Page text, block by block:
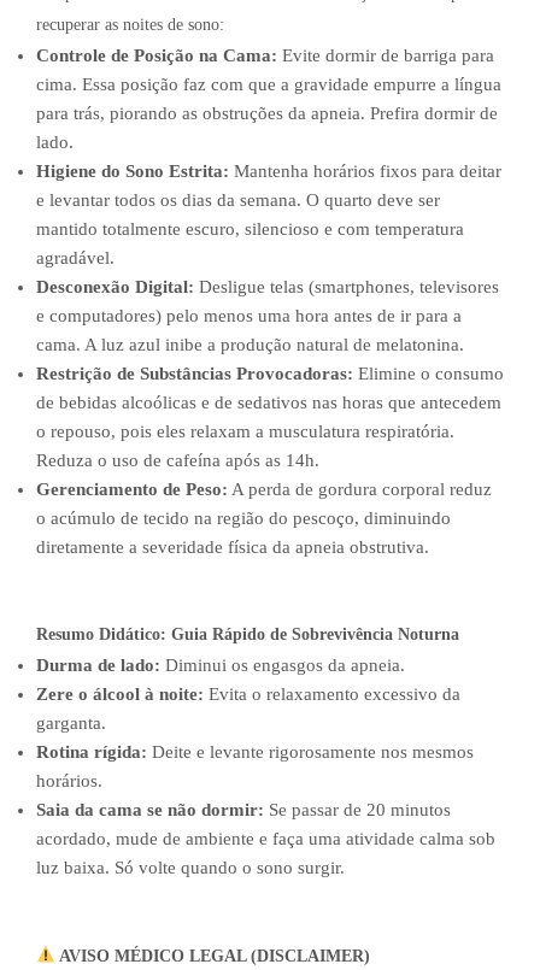
recuperar as noites de sono:
Controle de Posição na Cama: Evite dormir de barriga para
cima. Essa posição faz com que a gravidade empurre a língua
para trás, piorando as obstruções da apneia. Prefira dormir de
lado.
Higiene do Sono Estrita: Mantenha horários fixos para deitar
e levantar todos os dias da semana. O quarto deve ser
mantido totalmente escuro, silencioso e com temperatura
agradável.
Desconexão Digital: Desligue telas (smartphones, televisores
e computadores) pelo menos uma hora antes de ir para a
cama. A luz azul inibe a produção natural de melatonina.
Restrição de Substâncias Provocadoras: Elimine o consumo
de bebidas alcoólicas e de sedativos nas horas que antecedem
o repouso, pois eles relaxam a musculatura respiratória.
Reduza o uso de cafeína após as 14h.
Gerenciamento de Peso: A perda de gordura corporal reduz
o acúmulo de tecido na região do pescoço, diminuindo
diretamente a severidade física da apneia obstrutiva.
Resumo Didático: Guia Rápido de Sobrevivência Noturna
Durma de lado: Diminui os engasgos da apneia.
Zere o álcool à noite: Evita o relaxamento excessivo da
garganta.
Rotina rígida: Deite e levante rigorosamente nos mesmos
horários.
Saia da cama se não dormir: Se passar de 20 minutos
acordado, mude de ambiente e faça uma atividade calma sob
luz baixa. Só volte quando o sono surgir.
AVISO MÉDICO LEGAL (DISCLAIMER)